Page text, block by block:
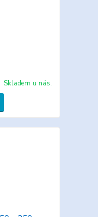
Skladem u nás.